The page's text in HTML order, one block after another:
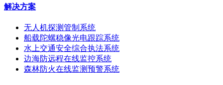
解决方案
无人机探测管制系统
船载陀螺稳像光电跟踪系统
水上交通安全综合执法系统
边海防远程在线监控系统
森林防火在线监测预警系统